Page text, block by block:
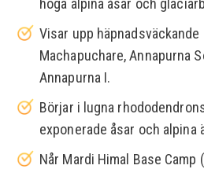
höga alpina åsar och
Visar upp
Machapuchare, Annapurna
Annapurna I.
Börjar i lugna
exponerade åsar och alpina
Når Mardi Himal Base Camp